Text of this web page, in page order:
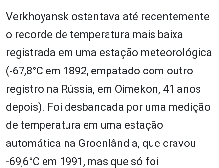
Verkhoyansk ostentava até recentemente
o recorde de temperatura mais baixa
registrada em uma estação meteorológica
(-67,8°C em 1892, empatado com outro
registro na Rússia, em Oimekon, 41 anos
depois). Foi desbancada por uma medição
de temperatura em uma estação
automática na Groenlândia, que cravou
-69,6°C em 1991, mas que só foi